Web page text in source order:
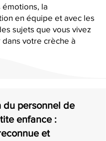
la
en équipe et avec les
sujets que vous vivez
votre crèche à
du personnel de
enfance :
et